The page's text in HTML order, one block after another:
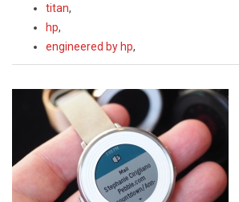
titan,
hp,
engineered by hp,